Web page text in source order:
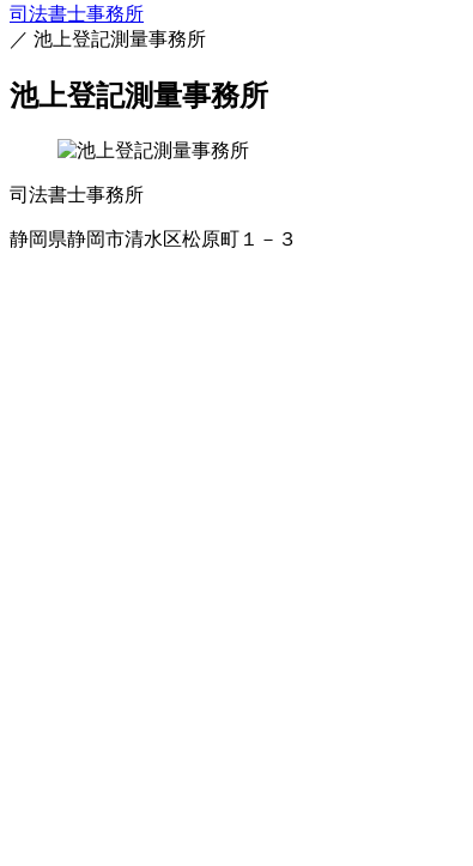
司法書士事務所
／ 池上登記測量事務所
池上登記測量事務所
司法書士事務所
静岡県静岡市清水区松原町１－３